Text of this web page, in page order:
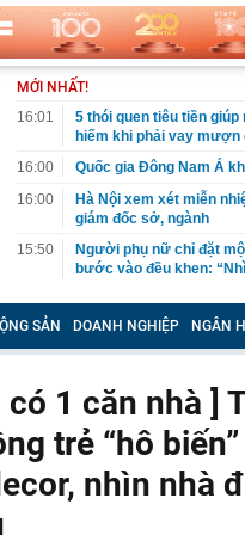
MỚI NHẤT!
16:01
5 thói quen tiêu tiền giúp
hiếm khi phải vay mượn
16:00
Quốc gia Đông Nam Á
16:00
Hà Nội xem xét miễn
giám đốc sở, ngành
15:50
Người phụ nữ chỉ đặt
bước vào đều khen:
15:49
Vì sao một số điện
YouTube?
15:45
Tập đoàn Trung Quốc
15:30
Ngọc Trinh thông báo
15:27
Tập đoàn Đèo Cả đang
đầu tư dự kiến gần
15:27
Vừa đi nắng về đã
SẢN DOANH NGHIỆP NGÂN
có 1 căn nhà ]
trẻ “hô
nhìn nhà